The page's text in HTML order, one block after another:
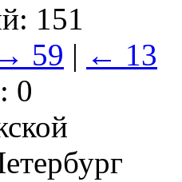
151
→ 59 | ← 13
0